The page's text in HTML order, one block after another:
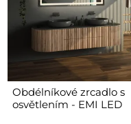
Obdélníkové zrcadlo s
osvětlením - EMI LED